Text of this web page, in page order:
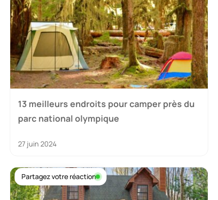
13 meilleurs endroits pour camper près du
parc national olympique
27 juin 2024
Partagez votre réaction